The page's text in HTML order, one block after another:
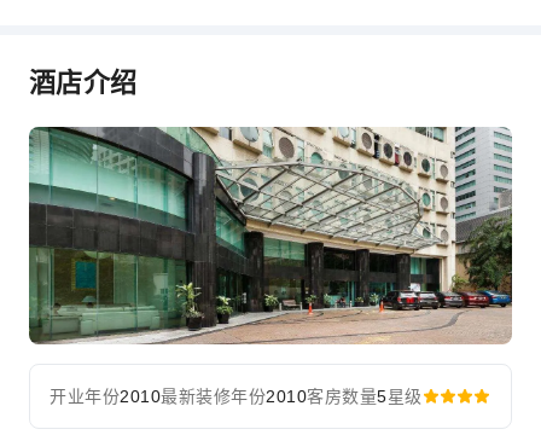
酒店介绍
开业年份2010最新装修年份2010客房数量5星级